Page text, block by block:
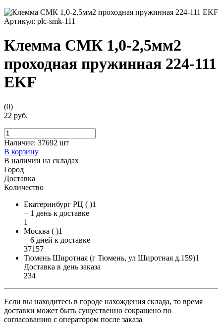
Артикул: plc-smk-111
Клемма СМК 1,0-2,5мм2
проходная пружинная 224-111
EKF
(0)
22 руб.
Наличие: 37692 шт
В корзину
В наличии на складах
Город
Доставка
Количество
Екатеринбург РЦ ( )1
+ 1 день к доставке
1
Москва ( )1
+ 6 дней к доставке
37157
Тюмень Широтная (г Тюмень, ул Широтная д.159)1
Доставка в день заказа
234
Если вы находитесь в городе нахождения склада, то время
доставки может быть существенно сокращено по
согласованию с оператором после заказа